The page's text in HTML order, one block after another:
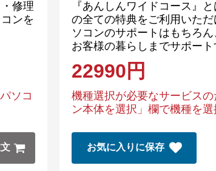
修理
ンを
ソコ
『あんしんワイドコース』
の全ての特典をご利用いた
ソコンのサポートはもちろ
お客様の暮らしまでサポート
22990 円
機種選択が必要なサービス
ン本体を選択」欄で機種を選
お気に入りに保存